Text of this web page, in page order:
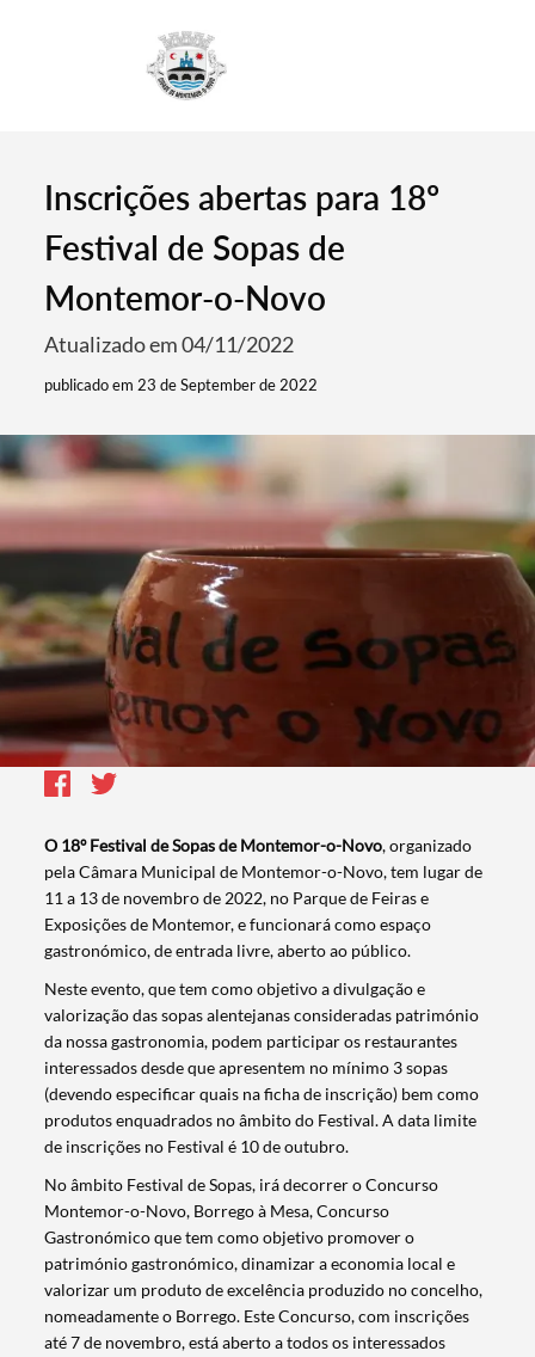
Inscrições abertas para 18º
Festival de Sopas de
Montemor-o-Novo
Atualizado em 04/11/2022
publicado em 23 de September de 2022
O 18º Festival de Sopas de Montemor-o-Novo, organizado
pela Câmara Municipal de Montemor-o-Novo, tem lugar de
11 a 13 de novembro de 2022, no Parque de Feiras e
Exposições de Montemor, e funcionará como espaço
gastronómico, de entrada livre, aberto ao público.
Neste evento, que tem como objetivo a divulgação e
valorização das sopas alentejanas consideradas património
da nossa gastronomia, podem participar os restaurantes
interessados desde que apresentem no mínimo 3 sopas
(devendo especificar quais na ficha de inscrição) bem como
produtos enquadrados no âmbito do Festival. A data limite
de inscrições no Festival é 10 de outubro.
No âmbito Festival de Sopas, irá decorrer o Concurso
Montemor-o-Novo, Borrego à Mesa, Concurso
Gastronómico que tem como objetivo promover o
património gastronómico, dinamizar a economia local e
valorizar um produto de excelência produzido no concelho,
nomeadamente o Borrego. Este Concurso, com inscrições
até 7 de novembro, está aberto a todos os interessados